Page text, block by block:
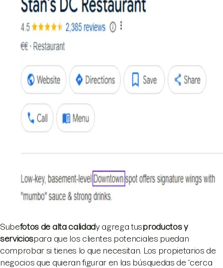
Subefotos de alta calidady agrega tusproductos y
serviciospara que los clientes potenciales puedan
comprobar si tienes lo que necesitan. Los propietarios de
negocios que quieran figurar en las búsquedas de “cerca